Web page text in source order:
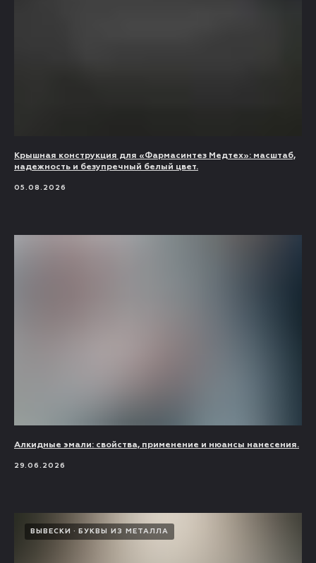
Крышная конструкция для «Фармасинтез Медтех»: масштаб,
надежность и безупречный белый цвет.
05.08.2026
Алкидные эмали: свойства, применение и нюансы нанесения.
29.06.2026
ВЫВЕСКИ БУКВЫ ИЗ МЕТАЛЛА